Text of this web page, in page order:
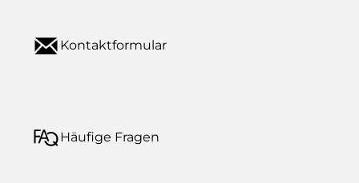
Kontaktformular
Häufige Fragen